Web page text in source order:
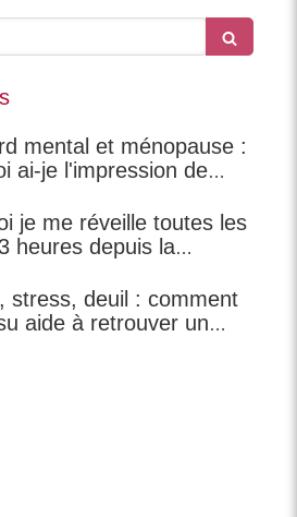
mental et ménopause :
ai-je l'impression de
je me réveille toutes les
heures depuis la
stress, deuil : comment
aide à retrouver un